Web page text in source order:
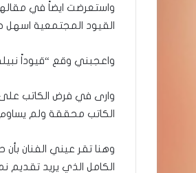
واستعرضت ايضاً في مقالها
القيود المجتمعية اسهل
واعجبني وقع “قيوداً
وارى في فرض الكاتب على
الكاتب محققة ولم
وهنا تقر عيني الفنان
الكامل الذي يريد تقديم